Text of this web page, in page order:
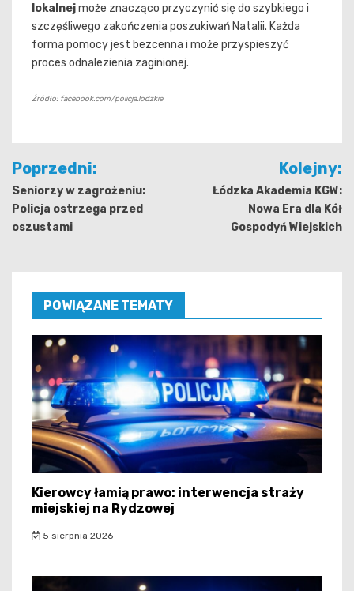
lokalnejmoże znacząco przyczynić się do szybkiego i
szczęśliwego zakończenia poszukiwań Natalii. Każda
forma pomocy jest bezcenna i może przyspieszyć
proces odnalezienia zaginionej.
Źródło: facebook.com/policja.lodzkie
Nawigacja
wpisu
Poprzedni:
Seniorzy w zagrożeniu:
Policja ostrzega przed
oszustami
Kolejny:
Łódzka Akademia KGW:
Nowa Era dla Kół
Gospodyń Wiejskich
POWIĄZANE TEMATY
Kierowcy łamią prawo: interwencja straży
miejskiej na Rydzowej
5 sierpnia 2026